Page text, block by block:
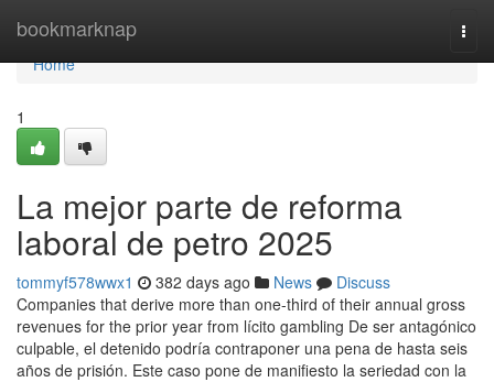
bookmarknap
Home
Home
1
La mejor parte de reforma
laboral de petro 2025
tommyf578wwx1 382 days ago News
Discuss
Companies that derive more than one-third of their annual gross
revenues for the prior year from lícito gambling De ser antagónico
culpable, el detenido podría contraponer una pena de hasta seis
años de prisión. Este caso pone de manifiesto la seriedad con la